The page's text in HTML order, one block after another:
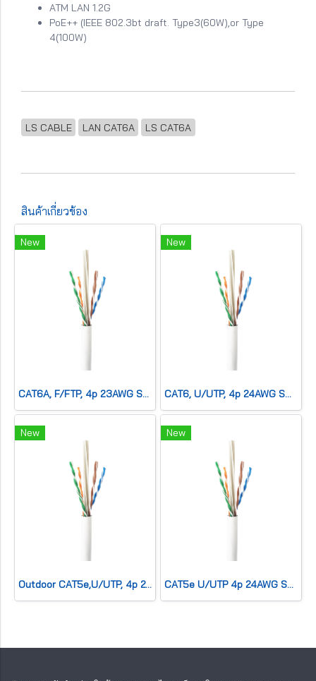
ATM LAN 1.2G
PoE++ (IEEE 802.3bt draft. Type3(60W),or Type
4(100W)
LS CABLE LAN CAT6A LS CAT6A
สินค้าเกี่ยวข้อง
New
CAT6A, F/FTP, 4p 23AWG SOLID Co,LSZH,CMX,Blue
New
CAT6, U/UTP, 4p 24AWG SOLID Co,PVC,CMR,Blue
New
Outdoor CAT5e,U/UTP, 4p 24AWG SOLID Co,Double sh,CMx,Black
New
CAT5e U/UTP 4p 24AWG SOLID Co,PVC,CMR,Grey